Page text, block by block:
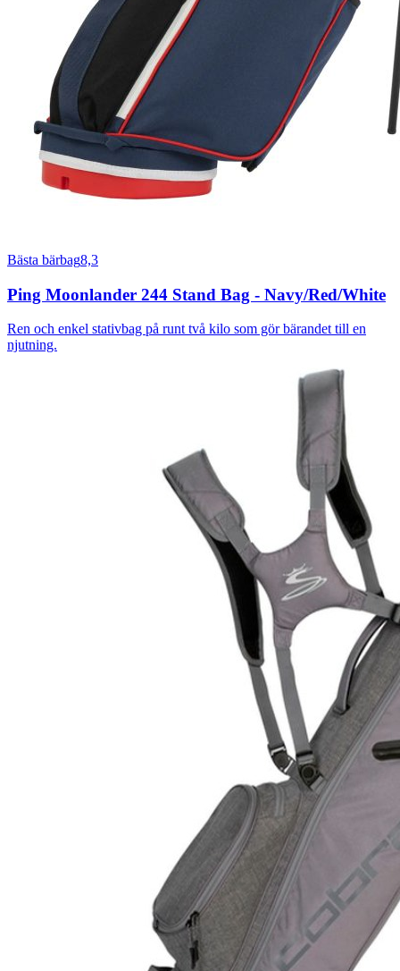
Bästa bärbag8,3
Ping Moonlander 244 Stand Bag - Navy/Red/White
Ren och enkel stativbag på runt två kilo som gör bärandet till en
njutning.